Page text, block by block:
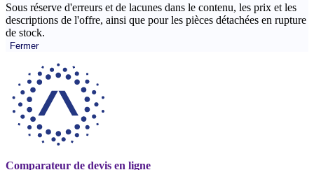
Sous réserve d'erreurs et de lacunes dans le contenu, les prix et les
descriptions de l'offre, ainsi que pour les pièces détachées en rupture
de stock.
Fermer
Comparateur de devis en ligne